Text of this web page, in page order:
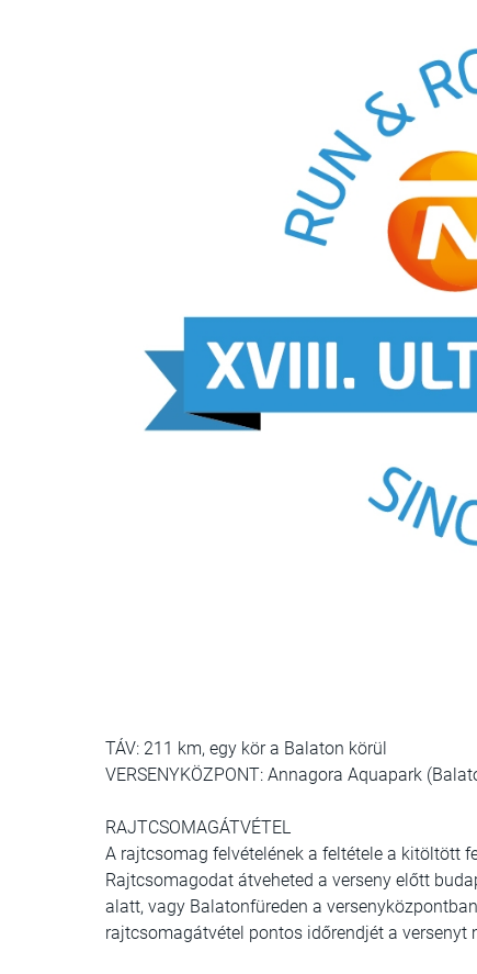
TÁV: 211 km, egy kör a Balaton körül
VERSENYKÖZPONT: Annagora Aquapark
RAJTCSOMAGÁTVÉTEL
A rajtcsomag felvételének a feltétele a kitöltött
Rajtcsomagodat átveheted a verseny előtt
alatt, vagy Balatonfüreden a
rajtcsomagátvétel pontos időrendjét a versenyt